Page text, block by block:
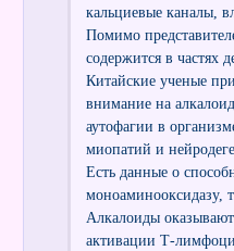
кальциевые каналы,
Помимо
содержится в частях
Китайские ученые
внимание на
аутофагии в
миопатий и
Есть данные о
моноаминооксидазу,
Алкалоиды
активации Т-